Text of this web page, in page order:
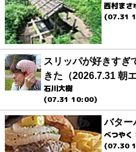
西村まさ
(07.31
スリッパが好きすぎ
きた（2026.7.31 朝
石川大樹
(07.31 10:00)
バター
べつやく
(07.30